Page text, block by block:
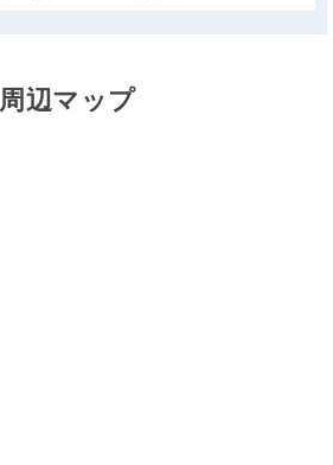
周辺マップ